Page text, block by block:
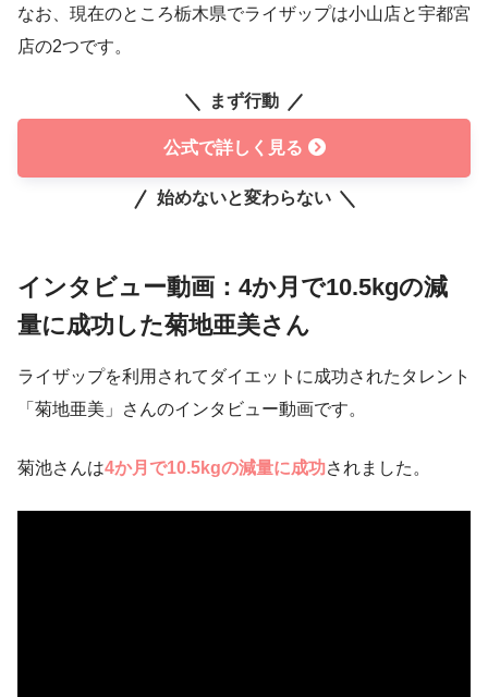
なお、現在のところ栃木県でライザップは小山店と宇都宮
店の2つです。
まず行動
公式で詳しく見る
始めないと変わらない
インタビュー動画：4か月で10.5kgの減
量に成功した菊地亜美さん
ライザップを利用されてダイエットに成功されたタレント
「菊地亜美」さんのインタビュー動画です。
菊池さんは4か月で10.5kgの減量に成功されました。